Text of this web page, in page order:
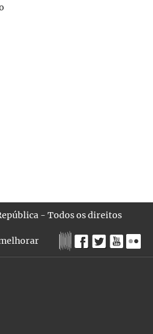
- Todos os direitos